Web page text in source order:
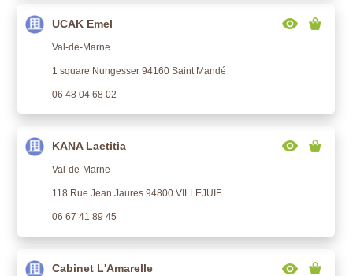
UCAK Emel
Val-de-Marne
1 square Nungesser 94160 Saint Mandé
06 48 04 68 02
KANA Laetitia
Val-de-Marne
118 Rue Jean Jaures 94800 VILLEJUIF
06 67 41 89 45
Cabinet L'Amarelle